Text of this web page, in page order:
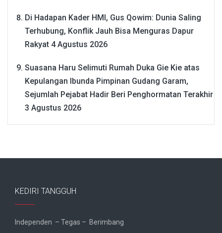
Di Hadapan Kader HMI, Gus Qowim: Dunia Saling
Terhubung, Konflik Jauh Bisa Menguras Dapur
Rakyat 4 Agustus 2026
Suasana Haru Selimuti Rumah Duka Gie Kie atas
Kepulangan Ibunda Pimpinan Gudang Garam,
Sejumlah Pejabat Hadir Beri Penghormatan Terakhir
3 Agustus 2026
KEDIRI TANGGUH
Independen – Tegas – Berimbang